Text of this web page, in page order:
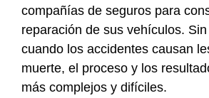
compañías de seguros para
reparación de sus vehículos.
cuando los accidentes causan
muerte, el proceso y los
más complejos y difíciles.